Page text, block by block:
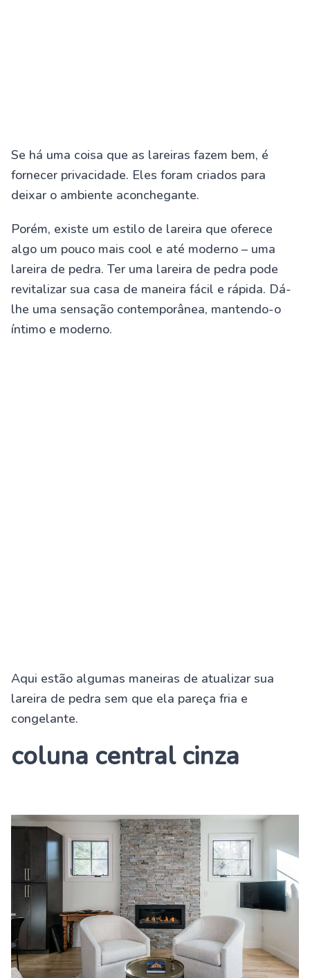
Se há uma coisa que as lareiras fazem bem, é
fornecer privacidade. Eles foram criados para
deixar o ambiente aconchegante.
Porém, existe um estilo de lareira que oferece
algo um pouco mais cool e até moderno – uma
lareira de pedra. Ter uma lareira de pedra pode
revitalizar sua casa de maneira fácil e rápida. Dá-
lhe uma sensação contemporânea, mantendo-o
íntimo e moderno.
Aqui estão algumas maneiras de atualizar sua
lareira de pedra sem que ela pareça fria e
congelante.
coluna central cinza